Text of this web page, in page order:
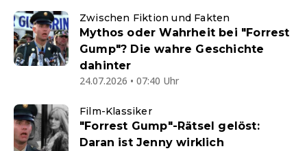
Zwischen Fiktion und Fakten
Mythos oder Wahrheit bei "Forrest
Gump"? Die wahre Geschichte
dahinter
24.07.2026 • 07:40 Uhr
Film-Klassiker
"Forrest Gump"-Rätsel gelöst:
Daran ist Jenny wirklich